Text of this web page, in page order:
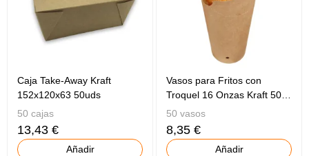
Caja Take-Away Kraft
152x120x63 50uds
50 cajas
13,43 €
Añadir
Vasos para Fritos con
Troquel 16 Onzas Kraft 50
Uds
50 vasos
8,35 €
Añadir